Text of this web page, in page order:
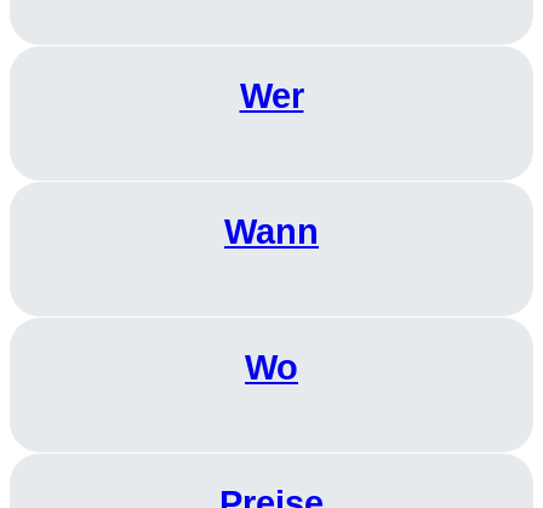
Wer
Wann
Wo